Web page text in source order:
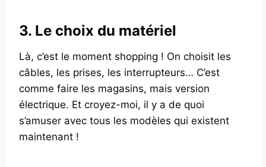
3. Le choix du matériel
Là, c’est le moment shopping ! On choisit les
câbles, les prises, les interrupteurs… C’est
comme faire les magasins, mais version
électrique. Et croyez-moi, il y a de quoi
s’amuser avec tous les modèles qui existent
maintenant !